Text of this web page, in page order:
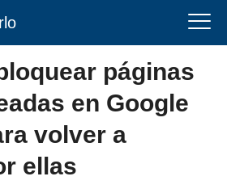
páginas
en Google
volver a
ellas